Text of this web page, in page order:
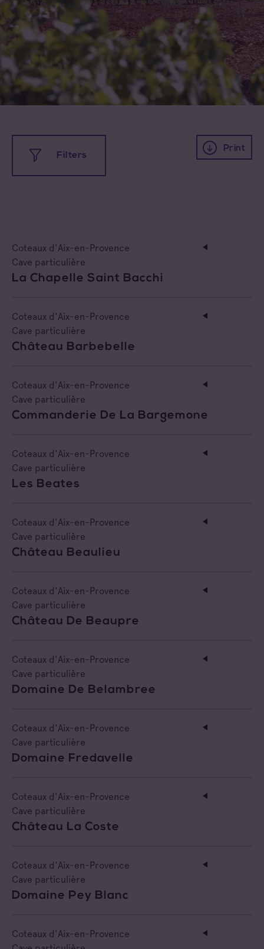
Filters
Print
Coteaux d'Aix-en-Provence
Coteaux Varois en Provence
Côtes de Provence Fréjus
Côtes de Provence Notre Dame des Anges
Côtes de Provence Sainte Victoire
Cave particulière
Négoce vinificateur
Negociant
Négociant Etranger
Négociant Local
Coteaux d'Aix-en-Provence
Cave particulière
La Chapelle Saint Bacchi
Coteaux d'Aix-en-Provence
Cave particulière
Château Barbebelle
Coteaux d'Aix-en-Provence
Cave particulière
Commanderie De La Bargemone
Coteaux d'Aix-en-Provence
Cave particulière
Les Beates
Coteaux d'Aix-en-Provence
Cave particulière
Château Beaulieu
Coteaux d'Aix-en-Provence
Cave particulière
Château De Beaupre
Coteaux d'Aix-en-Provence
Cave particulière
Domaine De Belambree
Coteaux d'Aix-en-Provence
Cave particulière
Domaine Fredavelle
Coteaux d'Aix-en-Provence
Cave particulière
Château La Coste
Coteaux d'Aix-en-Provence
Cave particulière
Domaine Pey Blanc
Coteaux d'Aix-en-Provence